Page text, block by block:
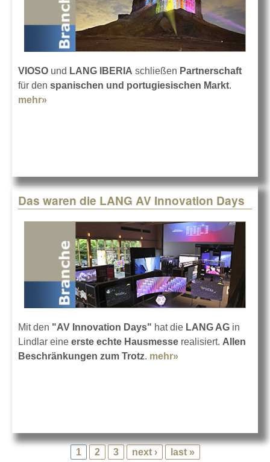
VIOSO und LANG IBERIA schließen Partnerschaft
für den spanischen und portugiesischen Markt.
mehr»
Das waren die LANG AV Innovation Days
Mit den "AV Innovation Days" hat die LANG AG in
Lindlar eine erste echte Hausmesse realisiert. Allen
Beschränkungen zum Trotz. mehr»
1 2 3 next › last »